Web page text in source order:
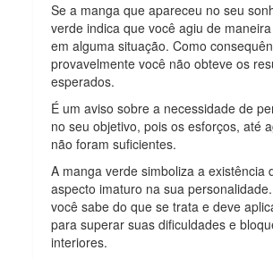
Se a manga que apareceu no seu
verde indica que você agiu de
em alguma situação. Como
provavelmente você não obteve os
esperados.
É um aviso sobre a necessidade de
no seu objetivo, pois os esforços, até
não foram suficientes.
A manga verde simboliza a existência
aspecto imaturo na sua
você sabe do que se trata e deve
para superar suas dificuldades e
interiores.